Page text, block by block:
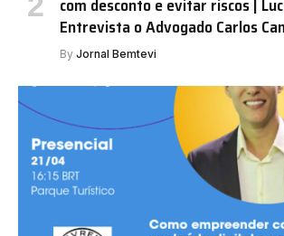
com desconto e evitar riscos |
Entrevista o Advogado Carlos
By Jornal Bemtevi